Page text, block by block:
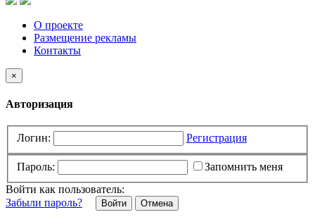
О проекте
Размещение рекламы
Контакты
×
Авторизация
Логин: Регистрация
Пароль:
Запомнить меня
Войти как пользователь:
Забыли пароль?
Отмена